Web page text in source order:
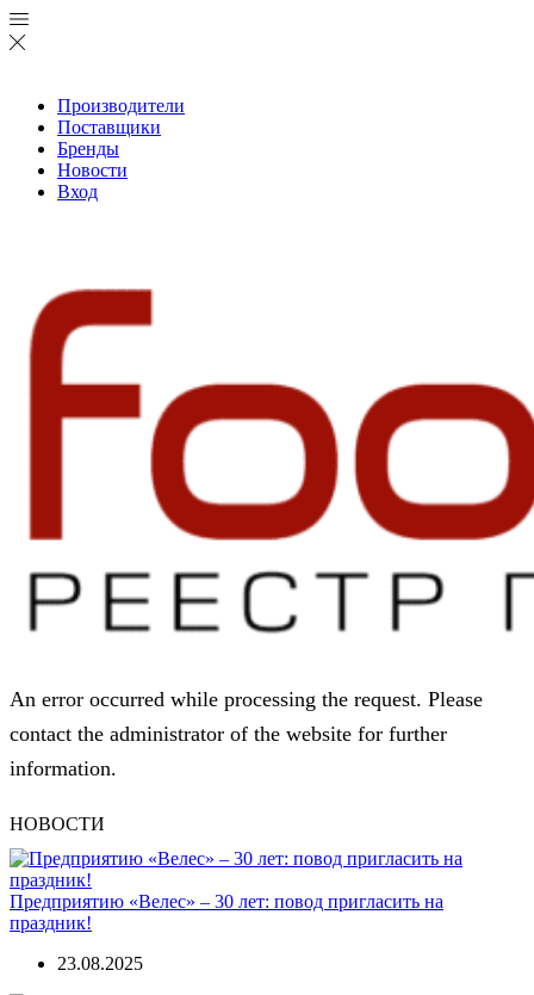
Производители
Поставщики
Бренды
Новости
Вход
An error occurred while processing the request. Please
contact the administrator of the website for further
information.
НОВОСТИ
Предприятию «Велес» – 30 лет: повод пригласить на
праздник!
23.08.2025